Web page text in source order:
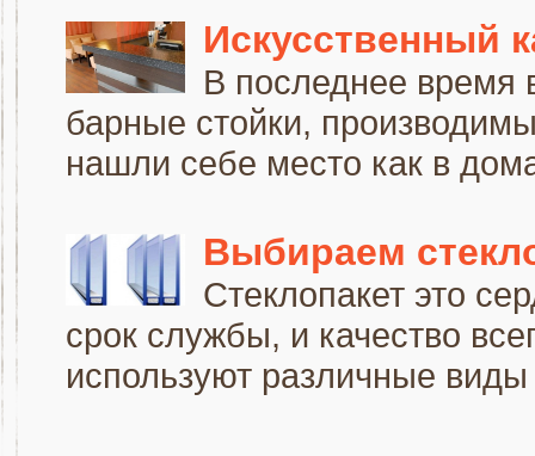
Искусственный
В последнее время
барные стойки,
нашли себе место как в
Выбираем
Стеклопакет это
срок службы, и качество
используют различные виды